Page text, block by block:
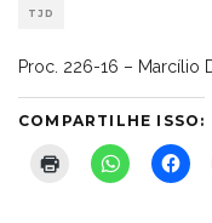
TJD
Proc. 226-16 – Marcílio
COMPARTILHE ISSO: